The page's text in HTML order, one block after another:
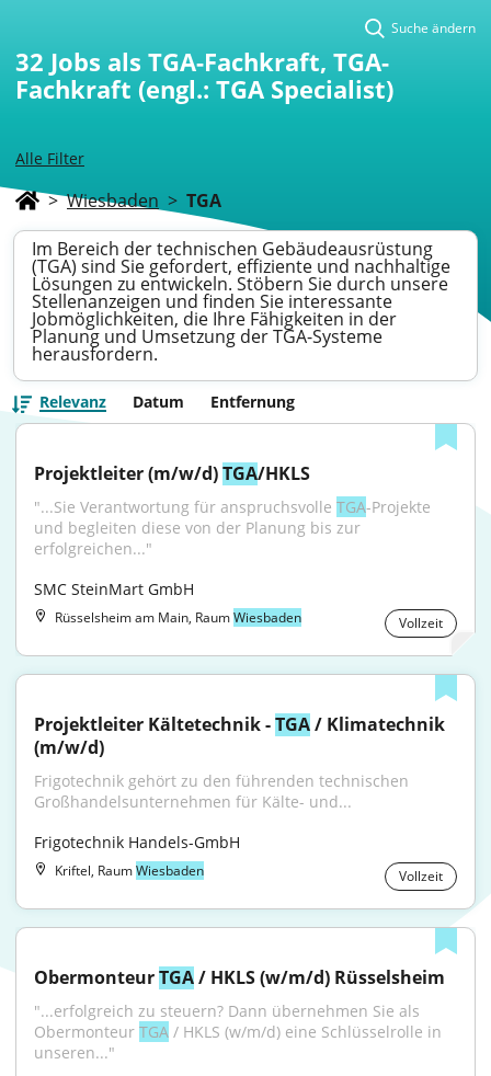
Alle Filter
Suche ändern
32 Jobs als TGA-Fachkraft, TGA-
Fachkraft (engl.: TGA Specialist)
> Wiesbaden > TGA
Im Bereich der technischen Gebäudeausrüstung
(TGA) sind Sie gefordert, effiziente und nachhaltige
Lösungen zu entwickeln. Stöbern Sie durch unsere
Stellenanzeigen und finden Sie interessante
Jobmöglichkeiten, die Ihre Fähigkeiten in der
Planung und Umsetzung der TGA-Systeme
herausfordern.
Relevanz Datum Entfernung
Projektleiter (m/w/d) TGA/HKLS
"...Sie Verantwortung für anspruchsvolle TGA-Projekte
und begleiten diese von der Planung bis zur
erfolgreichen..."
SMC SteinMart GmbH
Rüsselsheim am Main, RaumWiesbaden Vollzeit
Projektleiter Kältetechnik - TGA / Klimatechnik
(m/w/d)
Frigotechnik gehört zu den führenden technischen
Großhandelsunternehmen für Kälte- und...
Frigotechnik Handels-GmbH
Kriftel, RaumWiesbaden Vollzeit
Obermonteur TGA / HKLS (w/m/d) Rüsselsheim
"...erfolgreich zu steuern? Dann übernehmen Sie als
Obermonteur TGA / HKLS (w/m/d) eine Schlüsselrolle in
unseren..."